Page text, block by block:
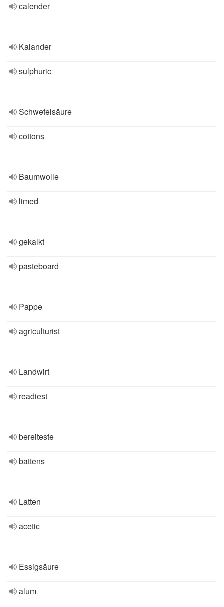
calender
Kalander
sulphuric
Schwefelsäure
cottons
Baumwolle
limed
gekalkt
pasteboard
Pappe
agriculturist
Landwirt
readiest
bereiteste
battens
Latten
acetic
Essigsäure
alum